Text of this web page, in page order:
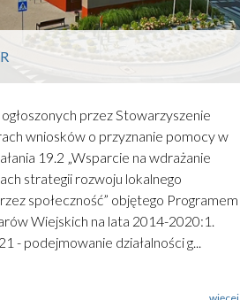
przez Stowarzyszenie
wniosków o przyznanie pomocy w
19.2 „Wsparcie na wdrażanie
strategii rozwoju lokalnego
społeczność” objętego Programem
Wiejskich na lata 2014-2020:1.
- podejmowanie działalności g...